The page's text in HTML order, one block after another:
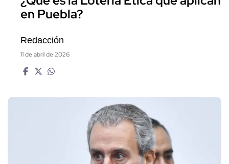
en Puebla?
Redacción
11 de abril de 2026